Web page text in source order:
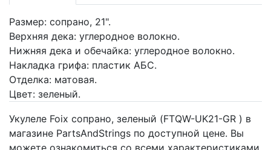
Размер: сопрано, 21".
Верхняя дека: углеродное волокно.
Нижняя дека и обечайка: углеродное волокно.
Накладка грифа: пластик АБС.
Отделка: матовая.
Цвет: зеленый.
Укулеле Foix сопрано, зеленый (FTQW-UK21-GR ) в
магазине PartsAndStrings по доступной цене. Вы
можете ознакомиться со всеми характеристиками,